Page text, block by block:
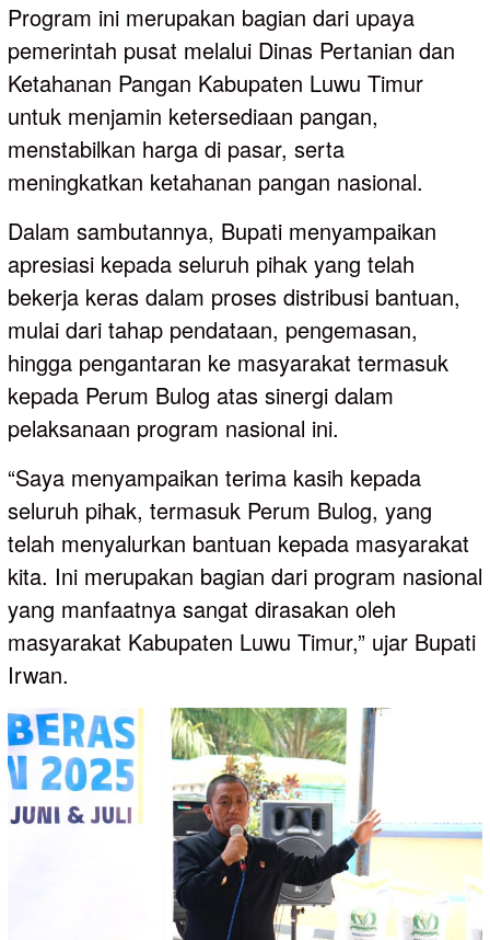
Program ini merupakan bagian dari upaya
pemerintah pusat melalui Dinas Pertanian dan
Ketahanan Pangan Kabupaten Luwu Timur
untuk menjamin ketersediaan pangan,
menstabilkan harga di pasar, serta
meningkatkan ketahanan pangan nasional.
Dalam sambutannya, Bupati menyampaikan
apresiasi kepada seluruh pihak yang telah
bekerja keras dalam proses distribusi bantuan,
mulai dari tahap pendataan, pengemasan,
hingga pengantaran ke masyarakat termasuk
kepada Perum Bulog atas sinergi dalam
pelaksanaan program nasional ini.
“Saya menyampaikan terima kasih kepada
seluruh pihak, termasuk Perum Bulog, yang
telah menyalurkan bantuan kepada masyarakat
kita. Ini merupakan bagian dari program nasional
yang manfaatnya sangat dirasakan oleh
masyarakat Kabupaten Luwu Timur,” ujar Bupati
Irwan.